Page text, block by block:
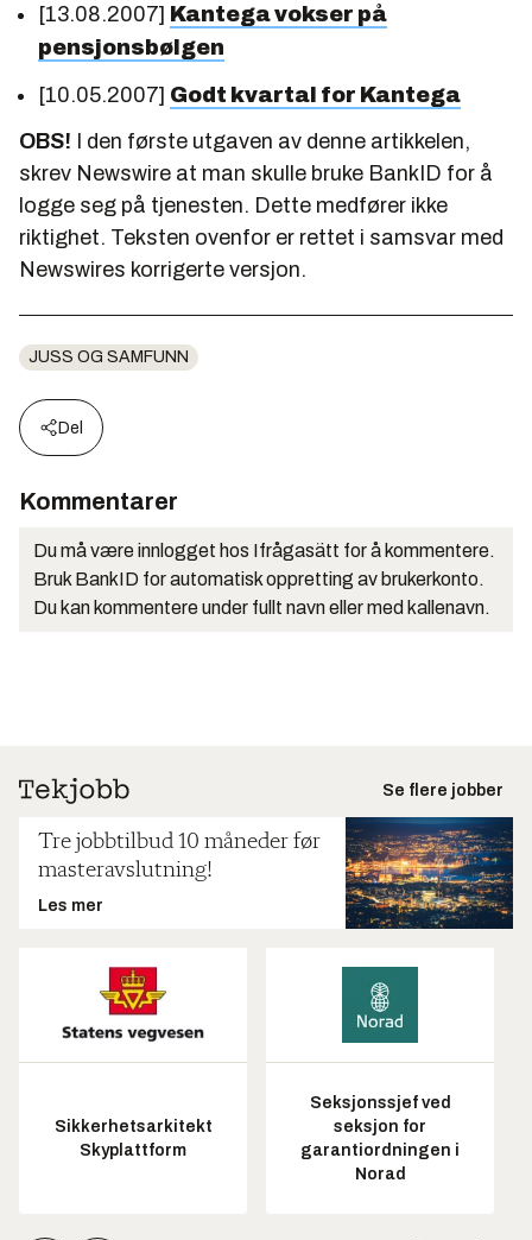
[13.08.2007] Kantega vokser på
pensjonsbølgen
[10.05.2007] Godt kvartal for Kantega
OBS! I den første utgaven av denne artikkelen,
skrev Newswire at man skulle bruke BankID for å
logge seg på tjenesten. Dette medfører ikke
riktighet. Teksten ovenfor er rettet i samsvar med
Newswires korrigerte versjon.
JUSS OG SAMFUNN
Del
Kommentarer
Du må være innlogget hos Ifrågasätt for å kommentere.
Bruk BankID for automatisk oppretting av brukerkonto.
Du kan kommentere under fullt navn eller med kallenavn.
Se flere jobber
Tre jobbtilbud 10 måneder før
masteravslutning!
Les mer
Sikkerhetsarkitekt
Skyplattform
Seksjonssjef ved
seksjon for
garantiordningen i
Norad